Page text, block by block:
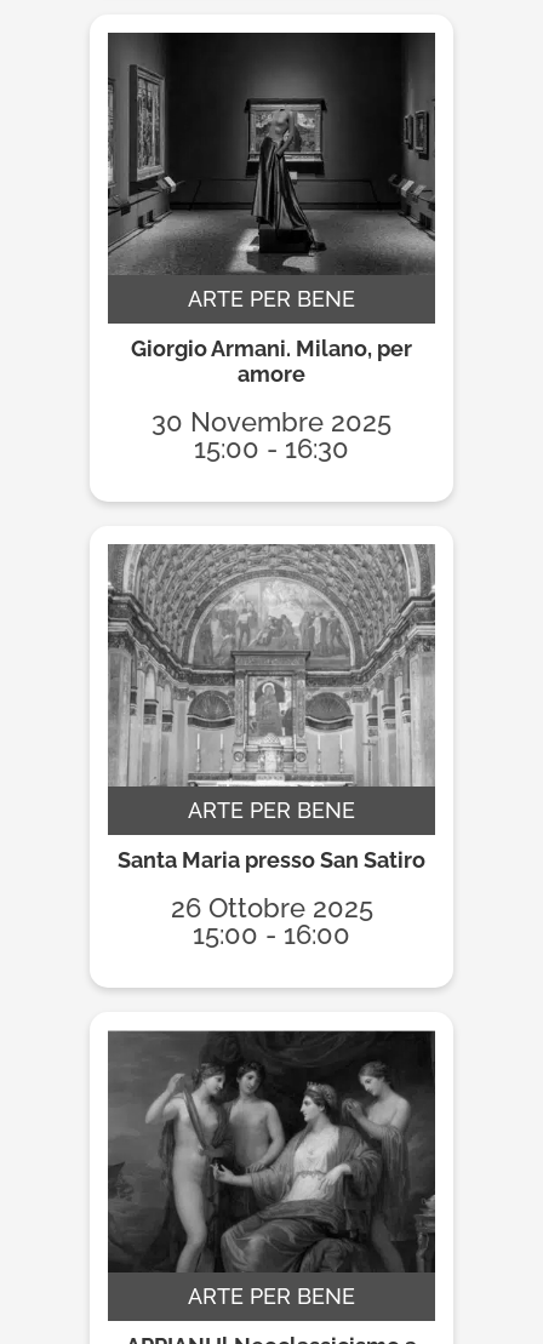
ARTE PER BENE
Giorgio Armani. Milano, per
amore
30 Novembre 2025
15:00 - 16:30
ARTE PER BENE
Santa Maria presso San Satiro
26 Ottobre 2025
15:00 - 16:00
ARTE PER BENE